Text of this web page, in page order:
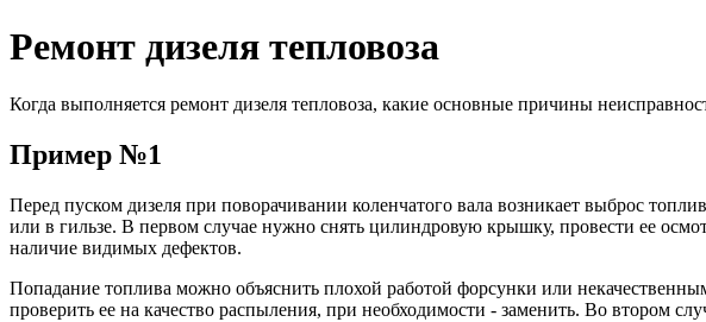
Ремонт дизеля тепловоза
Когда выполняется ремонт дизеля тепловоза, какие основные причины
Пример №1
Перед пуском дизеля при поворачивании коленчатого вала возникает выброс
или в гильзе. В первом случае нужно снять цилиндровую крышку, провести ее
наличие видимых дефектов.
Попадание топлива можно объяснить плохой работой форсунки или
проверить ее на качество распыления, при необходимости - заменить. Во втором